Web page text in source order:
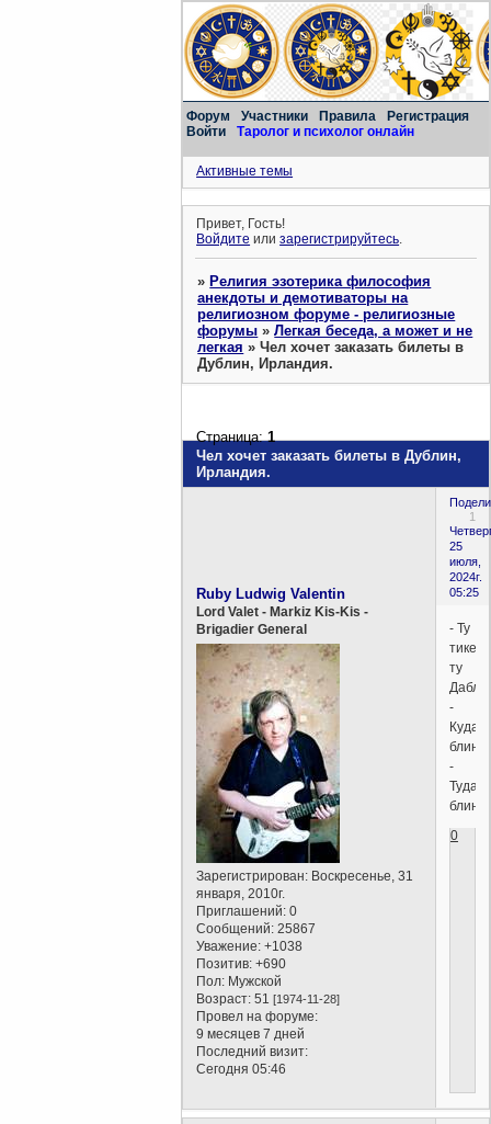
Форум Участники Правила
Регистрация
Войти
Таролог и психолог онлайн
Активные темы
Привет, Гость!
Войдите илизарегистрируйтесь.
»Религия эзотерика философия
анекдоты и демотиваторы на
религиозном форуме - религиозные
форумы »Легкая беседа, а может и не
легкая »Чел хочет заказать билеты в
Дублин, Ирландия.
Чел хочет заказать билеты в Дублин,
Ирландия.
Страница:1
1
25
июля,
2024г.
05:25
Ruby Ludwig Valentin
Lord Valet - Markiz Kis-Kis -
Brigadier General
Зарегистрирован: Воскресенье, 31
января, 2010г.
Приглашений: 0
Сообщений: 25867
Уважение: +1038
Позитив: +690
Пол: Мужской
Возраст: 51[1974-11-28]
Провел на форуме:
9 месяцев 7 дней
Последний визит:
Сегодня 05:46
- Ту
тикетс
ту
-
Куда
блин?
-
Туда,
блин!
0